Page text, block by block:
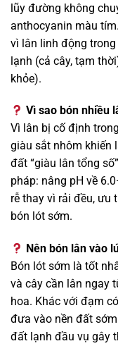
lũy đường không
anthocyanin màu
vì lân linh động
lạnh (cả cây, tạm
khỏe).
Vì sao bón nhiều
Vì lân bị cố định
giàu sắt nhôm khiến
đất “giàu lân tổng
pháp: nâng pH về
rễ thay vì rải đều, ưu
bón lót sớm.
Nên bón lân vào
Bón lót sớm là tốt
và cây cần lân ngay
hoa. Khác với đạm
đưa vào nền đất
đất lạnh đầu vụ gây